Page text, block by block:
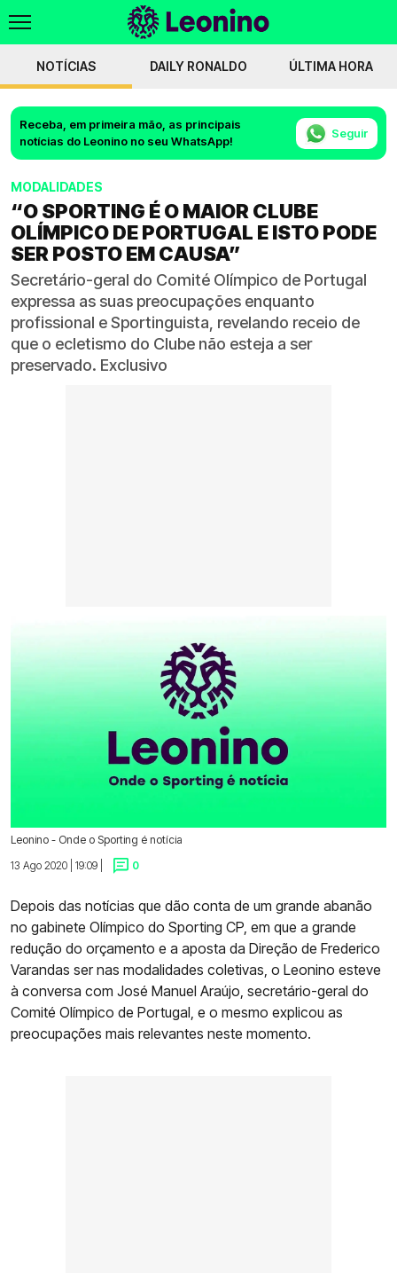
NOTÍCIAS DAILY RONALDO ÚLTIMA HORA
Receba, em primeira mão, as principais
notícias do Leonino no seu WhatsApp!
Seguir
MODALIDADES
“O SPORTING É O MAIOR CLUBE
OLÍMPICO DE PORTUGAL E ISTO PODE
SER POSTO EM CAUSA”
Secretário-geral do Comité Olímpico de Portugal
expressa as suas preocupações enquanto
profissional e Sportinguista, revelando receio de
que o ecletismo do Clube não esteja a ser
preservado. Exclusivo
Leonino - Onde o Sporting é notícia
13 Ago 2020 | 19:09 |
0
Depois das notícias que dão conta de um grande abanão
no gabinete Olímpico do Sporting CP, em que a grande
redução do orçamento e a aposta da Direção de Frederico
Varandas ser nas modalidades coletivas, o Leonino esteve
à conversa com José Manuel Araújo, secretário-geral do
Comité Olímpico de Portugal, e o mesmo explicou as
preocupações mais relevantes neste momento.